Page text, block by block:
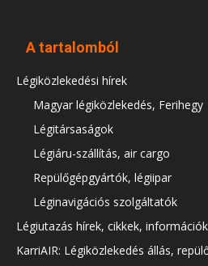
A tartalomból
Légiközlekedési hírek
Magyar légiközlekedés, Ferihegy
Légitársaságok
Légiáru-szállítás, air cargo
Repülőgépgyártók, légiipar
Léginavigációs szolgáltatók
Légiutazás hírek, cikkek,
KarriAIR: Légiközlekedés állás,